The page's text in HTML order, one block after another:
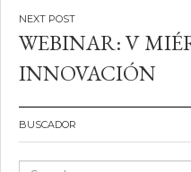
WEBINAR: V
INNOVACIÓN
BUSCADOR